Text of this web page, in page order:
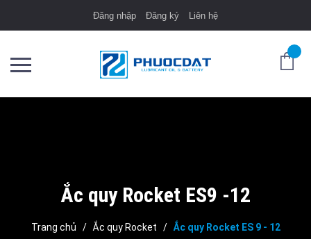
Đăng nhập Đăng ký Liên hệ
Ắc quy Rocket ES9 -12
Trang chủ / Ắc quy Rocket / Ắc quy Rocket ES 9 - 12